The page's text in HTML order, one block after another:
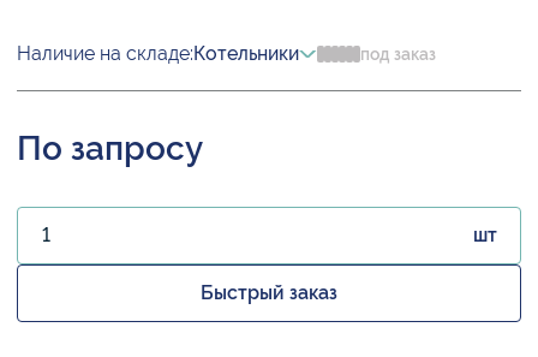
Наличие на складе:Котельники под заказ
По запросу
шт
Быстрый заказ